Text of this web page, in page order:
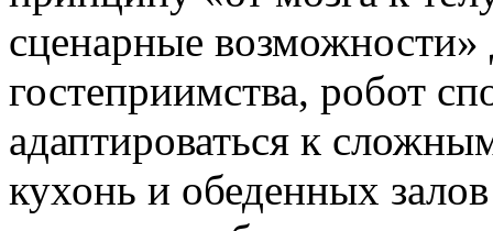
сценарные возможности»
гостеприимства, робот
адаптироваться к
кухонь и обеденных